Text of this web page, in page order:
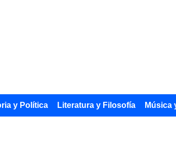
y Política Literatura y Filosofía Música